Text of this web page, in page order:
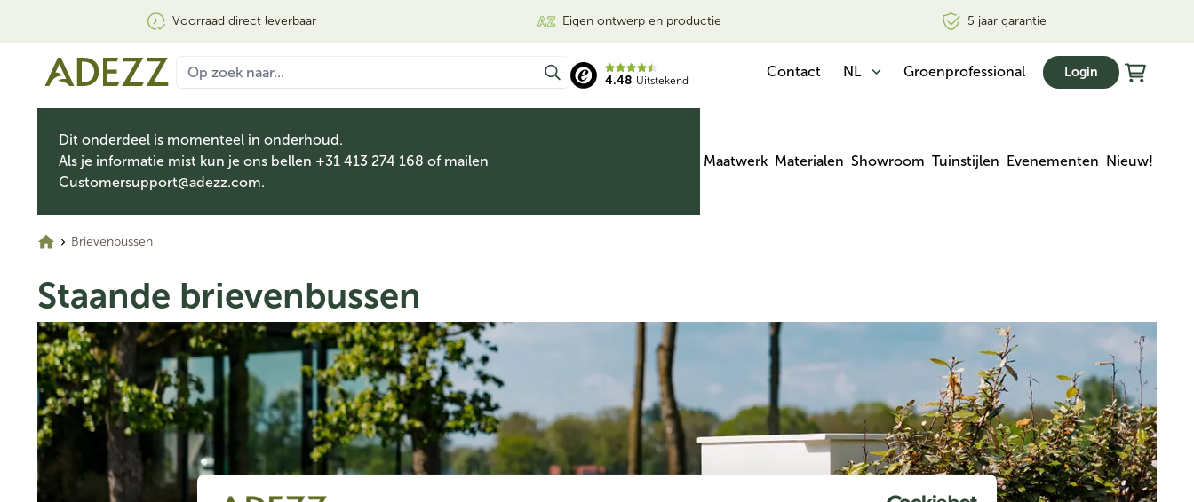
Voorraad direct leverbaar Eigen ontwerp en productie 5 jaar garantie
4.48 Uitstekend
Contact NL Groenprofessional Login
Dit onderdeel is momenteel in onderhoud.
Als je informatie mist kun je ons bellen +31 413 274 168 of mailen
Customersupport@adezz.com.
Maatwerk Materialen Showroom Tuinstijlen Evenementen Nieuw!
Brievenbussen
Staande brievenbussen